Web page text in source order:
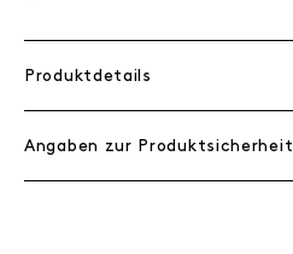
Produktdetails
Angaben zur Produktsicherheit